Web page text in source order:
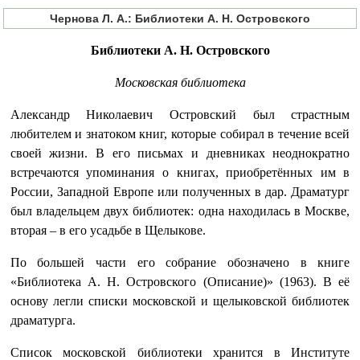
Чернова Л. А.: Библиотеки А. Н. Островского
Библиотеки А. Н. Островского
Московская библиотека
Александр Николаевич Островский был страстным
любителем и знатоком книг, которые собирал в течение всей
своей жизни. В его письмах и дневниках неоднократно
встречаются упоминания о книгах, приобретённых им в
России, Западной Европе или полученных в дар. Драматург
был владельцем двух библиотек: одна находилась в Москве,
вторая – в его усадьбе в Щелыкове.
По большей части его собрание обозначено в книге
«Библиотека А. Н. Островского (Описание)» (1963). В её
основу легли списки московской и щелыковской библиотек
драматурга.
Список московской библиотеки хранится в Институте